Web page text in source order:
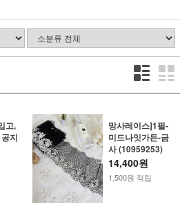
고,
지
망사레이스]1필-
미드나잇가든-금
사 (10959253)
14,400원
1,500원 적립